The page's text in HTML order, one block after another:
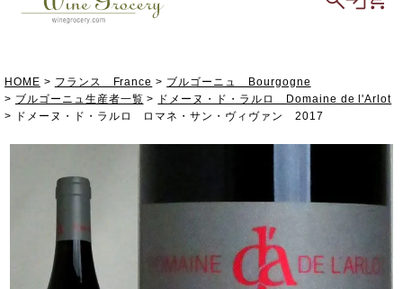
HOME フランス France
ブルゴーニュ Bourgogne
ブルゴーニュ生産者一覧
ドメーヌ・ド・ラルロ Domaine de l'Arlot
ドメーヌ・ド・ラルロ ロマネ・サン・ヴィヴァン 2017